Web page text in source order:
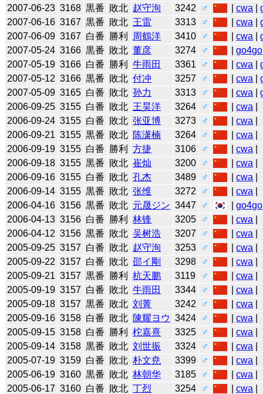
2007-06-23 3168 黒番 敗北 赵守洵 3242 ♂ |cwa |
2007-06-16 3167 黒番 敗北 王雷 3313 ♂ |cwa |
2007-06-09 3167 白番 勝利 周鶴洋 3410 ♂ |cwa |
2007-05-24 3166 黒番 敗北 董彦 3274 ♂ |go4go
2007-05-19 3166 白番 勝利 牛雨田 3361 ♂ |cwa |
2007-05-12 3166 黒番 敗北 付冲 3257 ♂ |cwa |
2007-05-09 3165 白番 敗北 孙力 3313 ♂ |cwa |
2006-09-25 3155 白番 敗北 王昊洋 3264 ♂ |cwa
2006-09-24 3155 白番 敗北 张亚博 3273 ♂ |cwa
2006-09-21 3155 黒番 敗北 陈潇楠 3264 ♂ |cwa
2006-09-19 3155 白番 勝利 方捷 3106 ♂ |cwa
2006-09-18 3155 黒番 敗北 崔灿 3200 ♂ |cwa
2006-09-16 3155 白番 敗北 孔杰 3489 ♂ |cwa
2006-09-14 3155 黒番 敗北 张维 3272 ♂ |cwa
2006-04-16 3156 黒番 敗北 元晟ジン 3447 ♂ |go4go
2006-04-13 3156 白番 勝利 林锋 3205 ♂ |cwa
2006-04-12 3156 黒番 敗北 吴树浩 3207 ♂ |cwa
2005-09-25 3157 白番 敗北 赵守洵 3253 ♂ |cwa
2005-09-22 3157 白番 敗北 邵イ剛 3298 ♂ |cwa
2005-09-21 3157 黒番 勝利 杭天鹏 3119 ♂ |cwa
2005-09-19 3157 白番 敗北 牛雨田 3344 ♂ |cwa
2005-09-18 3157 黒番 敗北 刘菁 3242 ♂ |cwa
2005-09-16 3158 白番 敗北 陳耀ヨウ 3424 ♂ |cwa
2005-09-15 3158 白番 勝利 柁嘉熹 3325 ♂ |cwa
2005-09-14 3158 黒番 敗北 刘世振 3324 ♂ |cwa
2005-07-19 3159 白番 敗北 朴文尭 3399 ♂ |cwa
2005-06-19 3160 黒番 敗北 林朝华 3185 ♂ |cwa
2005-06-17 3160 白番 敗北 丁烈 3254 ♂ |cwa